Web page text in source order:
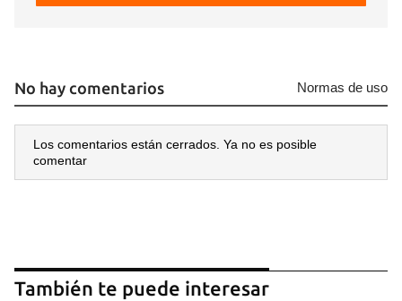
No hay comentarios Normas de uso
Los comentarios están cerrados. Ya no es posible
comentar
También te puede interesar